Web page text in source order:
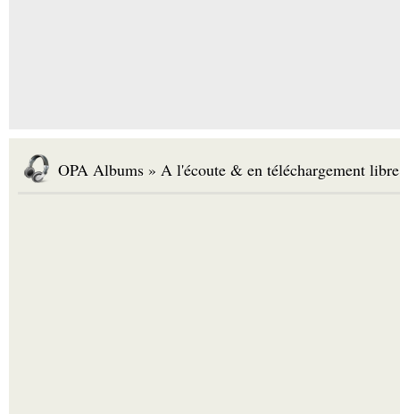
OPA Albums » A l'écoute & en téléchargement